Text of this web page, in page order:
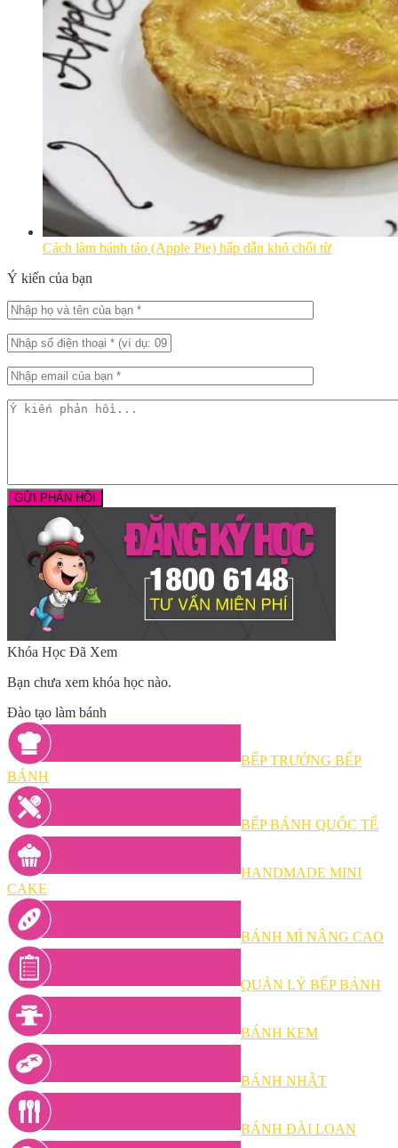
Cách làm bánh táo (Apple Pie) hấp dẫn khó chối từ
Ý kiến của bạn
Khóa Học Đã Xem
Bạn chưa xem khóa học nào.
Đào tạo làm bánh
BẾP TRƯỞNG BẾP
BÁNH
BẾP BÁNH QUỐC TẾ
HANDMADE MINI
CAKE
BÁNH MÌ NÂNG CAO
QUẢN LÝ BẾP BÁNH
BÁNH KEM
BÁNH NHẬT
BÁNH ĐÀI LOAN